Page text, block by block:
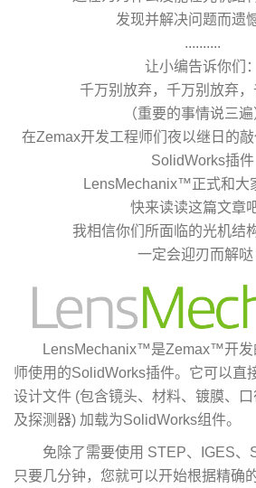
发现并解决问题而遗
..........
让小编告诉你们：
千万别放弃，千万别放弃
（重要的事情说三遍
在Zemax开发工程师们夜以继日的
SolidWorks插件
LensMechanix™正式和大
快来读读这篇文章
我相信你们所面临的光机结
一定会迎刃而解哒
LensMechanix™是Zemax™开发
师使用的SolidWorks插件。它可以直
设计文件 (包含镜头、材料、镀膜、
及探测器) 加载为SolidWorks组件。
免除了需要使用 STEP、IGES、
只要几分钟，您就可以开始根据精确